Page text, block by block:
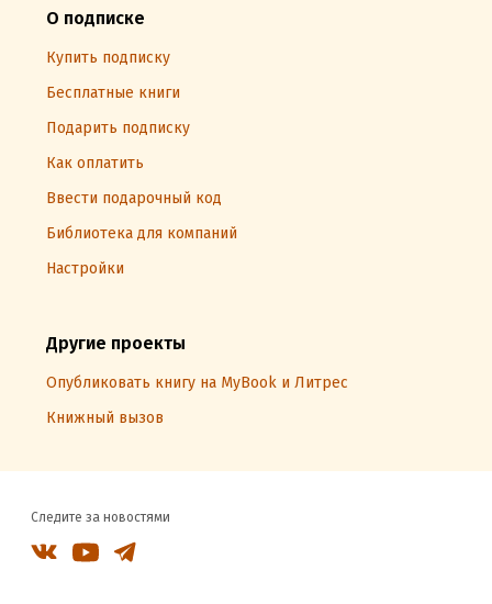
О подписке
Купить подписку
Бесплатные книги
Подарить подписку
Как оплатить
Ввести подарочный код
Библиотека для компаний
Настройки
Другие проекты
Опубликовать книгу на MyBook и Литрес
Книжный вызов
Следите за новостями